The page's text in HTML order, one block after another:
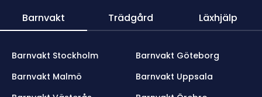
Barnvakt Trädgård Läxhjälp
Barnvakt Stockholm
Barnvakt Göteborg
Barnvakt Malmö
Barnvakt Uppsala